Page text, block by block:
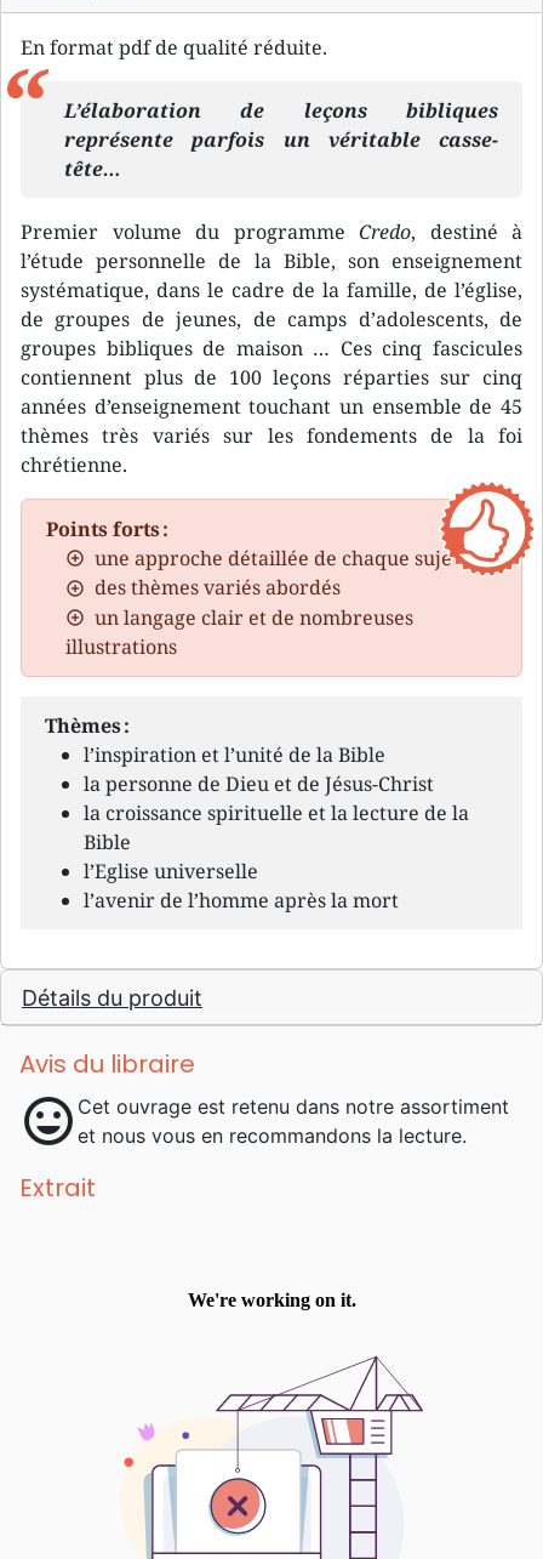
En format pdf de qualité réduite.
L’élaboration de leçons bibliques
représente parfois un véritable casse-
tête…
Premier volume du programme Credo, destiné à
l’étude personnelle de la Bible, son enseignement
systématique, dans le cadre de la famille, de l’église,
de groupes de jeunes, de camps d’adolescents, de
groupes bibliques de maison … Ces cinq fascicules
contiennent plus de 100 leçons réparties sur cinq
années d’enseignement touchant un ensemble de 45
thèmes très variés sur les fondements de la foi
chrétienne.
Points forts :
une approche détaillée de chaque sujet
des thèmes variés abordés
un langage clair et de nombreuses
illustrations
Thèmes :
l’inspiration et l’unité de la Bible
la personne de Dieu et de Jésus-Christ
la croissance spirituelle et la lecture de la
Bible
l’Eglise universelle
l’avenir de l’homme après la mort
Détails du produit
Avis du libraire
mood Cet ouvrage est retenu dans notre assortiment
et nous vous en recommandons la lecture.
Extrait